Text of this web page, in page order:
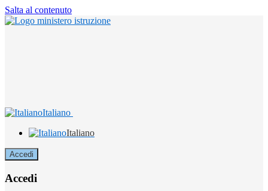
Salta al contenuto
Italiano
Italiano
Accedi
Accedi